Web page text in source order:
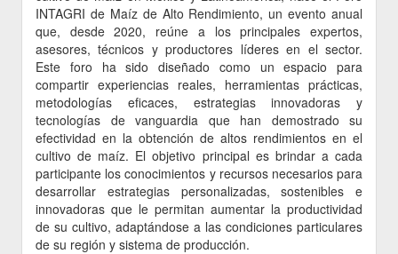
INTAGRI de Maíz de Alto Rendimiento, un evento anual
que, desde 2020, reúne a los principales expertos,
asesores, técnicos y productores líderes en el sector.
Este foro ha sido diseñado como un espacio para
compartir experiencias reales, herramientas prácticas,
metodologías eficaces, estrategias innovadoras y
tecnologías de vanguardia que han demostrado su
efectividad en la obtención de altos rendimientos en el
cultivo de maíz. El objetivo principal es brindar a cada
participante los conocimientos y recursos necesarios para
desarrollar estrategias personalizadas, sostenibles e
innovadoras que le permitan aumentar la productividad
de su cultivo, adaptándose a las condiciones particulares
de su región y sistema de producción.